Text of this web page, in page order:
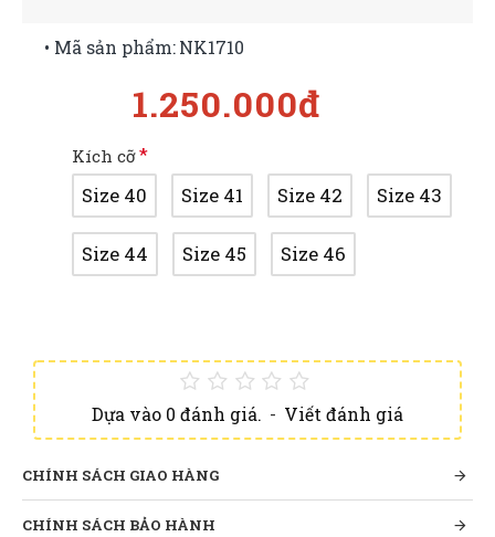
Dựa vào 0 đánh giá. - Viết đánh giá
1.250.000đ
• Mã sản phẩm:NK1710
Kích cỡ
Size 40 Size 41 Size 42 Size 43
Size 44 Size 45 Size 46
CHÍNH SÁCH GIAO HÀNG
CHÍNH SÁCH BẢO HÀNH